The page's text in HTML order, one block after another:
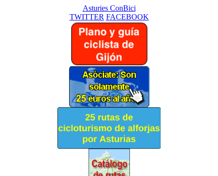
Asturies ConBici
TWITTER FACEBOOK